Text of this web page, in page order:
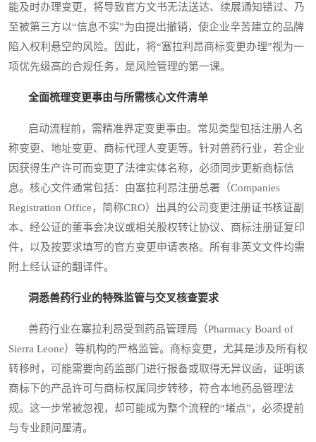
能及时办理变更，将导致官方文书无法送达、续展通知错过、乃
至被第三方以“信息不实”为由提出撤销，使企业辛苦建立的品牌
陷入权利悬空的风险。因此，将“塞拉利昂商标变更办理”视为一
项优先级高的合规任务，是风险管理的第一课。
全面梳理变更事由与所需核心文件清单
启动流程前，需精准界定变更事由。常见类型包括注册人名
称变更、地址变更、商标代理人变更等。针对兽药行业，若企业
因获得生产许可而变更了法律实体名称，必须同步更新商标信
息。核心文件通常包括：由塞拉利昂注册总署（Companies
Registration Office，简称CRO）出具的公司变更注册证书核证副
本、经公证的董事会决议或相关股权转让协议、商标注册证复印
件，以及按要求填写的官方变更申请表格。所有非英文文件均需
附上经认证的翻译件。
洞悉兽药行业的特殊监管与交叉核查要求
兽药行业在塞拉利昂受到药品管理局（Pharmacy Board of
Sierra Leone）等机构的严格监管。商标变更，尤其是涉及所有权
转移时，可能需要向药监部门进行报备或取得无异议函，证明该
商标下的产品许可与商标权属同步转移，符合本地药品管理法
规。这一步常被忽视，却可能成为整个流程的“堵点”，必须提前
与专业顾问厘清。